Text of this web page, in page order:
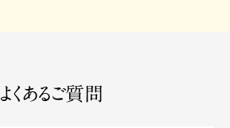
よくあるご質問